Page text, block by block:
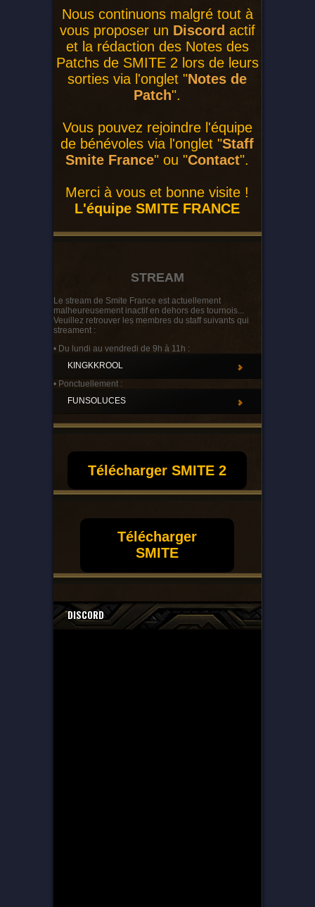
Nous continuons malgré tout à
vous proposer un Discord actif
et la rédaction des Notes des
Patchs de SMITE 2 lors de leurs
sorties via l'onglet "Notes de
Patch".
Vous pouvez rejoindre l'équipe
de bénévoles via l'onglet "Staff
Smite France" ou "Contact".
Merci à vous et bonne visite !
L'équipe SMITE FRANCE
STREAM
Le stream de Smite France est actuellement
malheureusement inactif en dehors des tournois...
Veuillez retrouver les membres du staff suivants qui
streament :
• Du lundi au vendredi de 9h à 11h :
KINGKKROOL
• Ponctuellement :
FUNSOLUCES
Télécharger SMITE 2
Télécharger
SMITE
DISCORD